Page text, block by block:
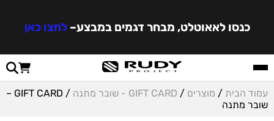
כנסו לאאוטלט, מבחר דגמים במבצע–לחצו כאן
עמוד הבית / מוצרים / GIFT CARD - שובר מתנה
/ GIFT CARD –
שובר מתנה